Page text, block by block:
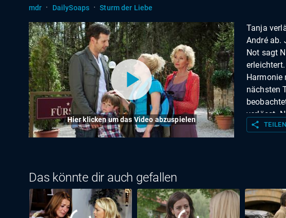
mdr · DailySoaps · Sturm der Liebe
Hier klicken um das Video abzuspielen
Tanja
André ab.
Not sagt
Harmonie
nächsten
verlässt.
versucht,
Ehering
um den
share TEILEN
Das könnte dir auch gefallen